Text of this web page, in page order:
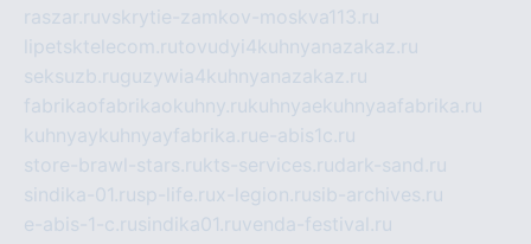
raszar.ruvskrytie-zamkov-moskva113.ru
lipetsktelecom.rutovudyi4kuhnyanazakaz.ru
seksuzb.ruguzywia4kuhnyanazakaz.ru
fabrikaofabrikaokuhny.rukuhnyaekuhnyaafabrika.ru
kuhnyaykuhnyayfabrika.rue-abis1c.ru
store-brawl-stars.rukts-services.rudark-sand.ru
sindika-01.rusp-life.rux-legion.rusib-archives.ru
e-abis-1-c.rusindika01.ruvenda-festival.ru